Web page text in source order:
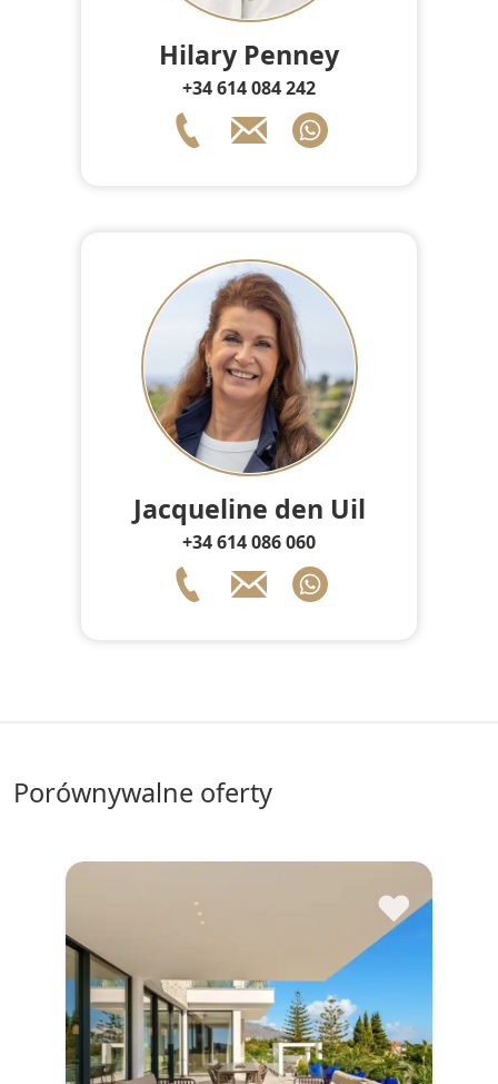
Hilary Penney
+34 614 084 242
Jacqueline den Uil
+34 614 086 060
porównywalne oferty
♥